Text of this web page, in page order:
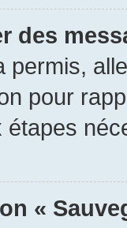
des
permis,
pour
«